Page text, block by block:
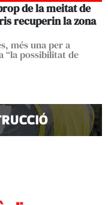
de la meitat de
recuperin la zona
més una per a
“la possibilitat de